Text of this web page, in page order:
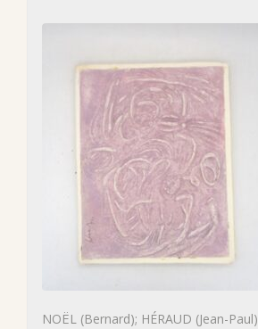
NOËL (Bernard); HÉRAUD (Jean-Paul)